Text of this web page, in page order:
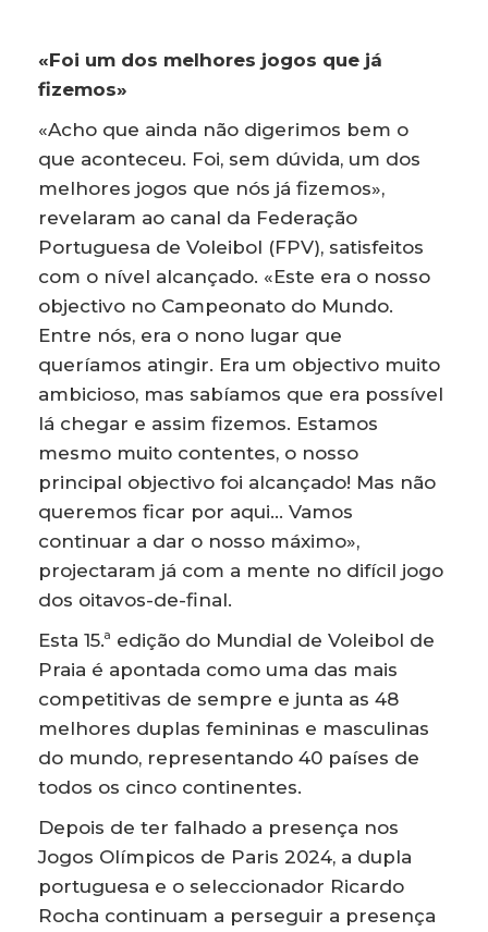
«Foi um dos melhores jogos que já
fizemos»
«Acho que ainda não digerimos bem o
que aconteceu. Foi, sem dúvida, um dos
melhores jogos que nós já fizemos»,
revelaram ao canal da Federação
Portuguesa de Voleibol (FPV), satisfeitos
com o nível alcançado. «Este era o nosso
objectivo no Campeonato do Mundo.
Entre nós, era o nono lugar que
queríamos atingir. Era um objectivo muito
ambicioso, mas sabíamos que era possível
lá chegar e assim fizemos. Estamos
mesmo muito contentes, o nosso
principal objectivo foi alcançado! Mas não
queremos ficar por aqui… Vamos
continuar a dar o nosso máximo»,
projectaram já com a mente no difícil jogo
dos oitavos-de-final.
Esta 15.ª edição do Mundial de Voleibol de
Praia é apontada como uma das mais
competitivas de sempre e junta as 48
melhores duplas femininas e masculinas
do mundo, representando 40 países de
todos os cinco continentes.
Depois de ter falhado a presença nos
Jogos Olímpicos de Paris 2024, a dupla
portuguesa e o seleccionador Ricardo
Rocha continuam a perseguir a presença